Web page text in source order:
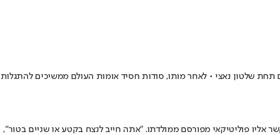
שלטון נאצי • לאחר מותו, סודות חסיד אומות העולם ממשיכים להתגלות
הררי מכריע, התקשר אליו פוליטיקאי מפורסם ממולדתו. "אתה חייב לנצח בקטע או שניים בטור",